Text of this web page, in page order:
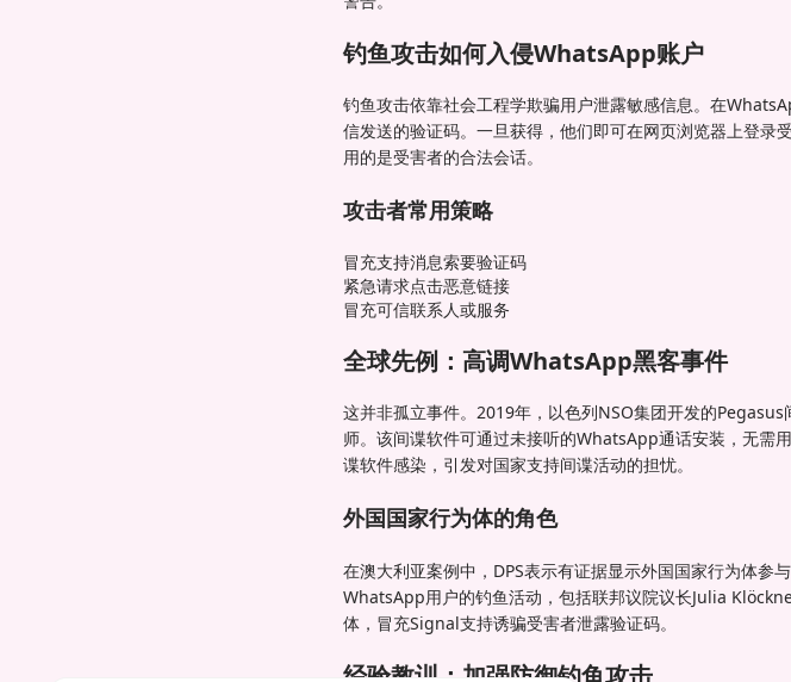
钓鱼攻击如何入侵WhatsApp账户
钓鱼攻击依靠社会工程学欺骗用户泄露敏感信息。在
信发送的验证码。一旦获得，他们即可在网页浏览器上登录
用的是受害者的合法会话。
攻击者常用策略
冒充支持消息索要验证码
紧急请求点击恶意链接
冒充可信联系人或服务
全球先例：高调WhatsApp黑客事件
这并非孤立事件。2019年，以色列NSO集团开发的
师。该间谍软件可通过未接听的WhatsApp通话安装，无需
谍软件感染，引发对国家支持间谍活动的担忧。
外国国家行为体的角色
在澳大利亚案例中，DPS表示有证据显示外国国家行为体
WhatsApp用户的钓鱼活动，包括联邦议院议长Julia
体，冒充Signal支持诱骗受害者泄露验证码。